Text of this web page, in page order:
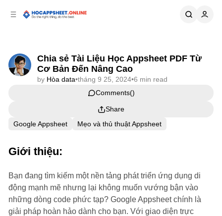
Chia sẻ Tài Liệu Học Appsheet PDF Từ
Cơ Bản Đến Nâng Cao
by Hòa data•tháng 9 25, 2024•6 min read
Comments
Share
Google Appsheet
Mẹo và thủ thuật Appsheet
Giới thiệu:
Bạn đang tìm kiếm một nền tảng phát triển ứng dụng di
động mạnh mẽ nhưng lại không muốn vướng bận vào
những dòng code phức tạp? Google Appsheet chính là
giải pháp hoàn hảo dành cho bạn. Với giao diện trực